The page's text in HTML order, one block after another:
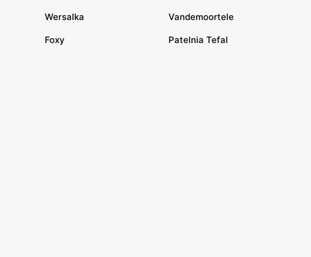
Wersalka Vandemoortele
Foxy Patelnia Tefal